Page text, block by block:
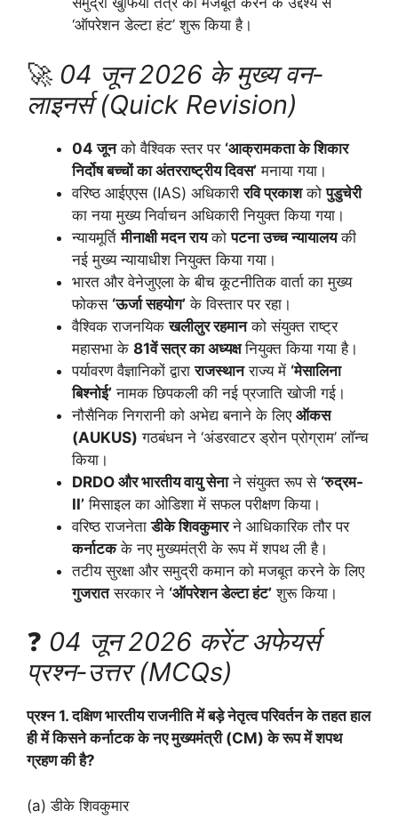
‘ऑपरेशन डेल्टा हंट’ शुरू किया है।
🚀 04 जून 2026 के मुख्य वन-
लाइनर्स (Quick Revision)
04 जूनको वैश्विक स्तर पर ‘आक्रामकता के शिकार
निर्दोष बच्चों का अंतरराष्ट्रीय दिवस’ मनाया गया।
वरिष्ठ आईएएस (IAS) अधिकारीरवि प्रकाशकोपुडुचेरी
का नया मुख्य निर्वाचन अधिकारी नियुक्त किया गया।
न्यायमूर्तिमीनाक्षी मदन रायकोपटना उच्च न्यायालयकी
नई मुख्य न्यायाधीश नियुक्त किया गया।
भारत और वेनेजुएला के बीच कूटनीतिक वार्ता का मुख्य
फोकस ‘ऊर्जा सहयोग’ के विस्तार पर रहा।
वैश्विक राजनयिकखलीलुर रहमानको संयुक्त राष्ट्र
महासभा के 81वें सत्र का अध्यक्षनियुक्त किया गया है।
पर्यावरण वैज्ञानिकों द्वाराराजस्थानराज्य में ‘मेसालिना
बिश्नोई’ नामक छिपकली की नई प्रजाति खोजी गई।
नौसैनिक निगरानी को अभेद्य बनाने के लिए ऑकस
(AUKUS) गठबंधन ने ‘अंडरवाटर ड्रोन प्रोग्राम’ लॉन्च
किया।
DRDO और भारतीय वायु सेनाने संयुक्त रूप से ‘रुद्रम-
II’ मिसाइल का ओडिशा में सफल परीक्षण किया।
वरिष्ठ राजनेताडीके शिवकुमारने आधिकारिक तौर पर
कर्नाटकके नए मुख्यमंत्री के रूप में शपथ ली है।
तटीय सुरक्षा और समुद्री कमान को मजबूत करने के लिए
गुजरातसरकार ने ‘ऑपरेशन डेल्टा हंट’ शुरू किया।
❓ 04 जून 2026 करेंट अफेयर्स
प्रश्न-उत्तर (MCQs)
प्रश्न 1. दक्षिण भारतीय राजनीति में बड़े नेतृत्व परिवर्तन के तहत हाल
ही में किसने कर्नाटक के नए मुख्यमंत्री (CM) के रूप में शपथ
ग्रहण की है?
(a) डीके शिवकुमार